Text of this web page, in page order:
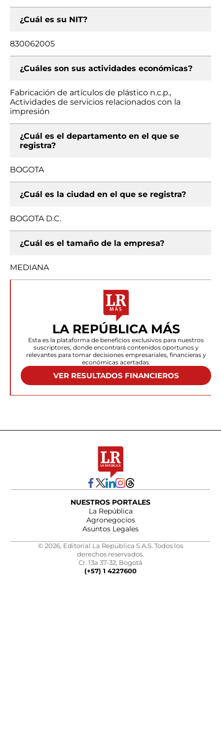
¿Cuál es su NIT?
830062005
¿Cuáles son sus actividades económicas?
Fabricación de artículos de plástico n.c.p.,
Actividades de servicios relacionados con la
impresión
¿Cuál es el departamento en el que se
registra?
BOGOTA
¿Cuál es la ciudad en el que se registra?
BOGOTA D.C.
¿Cuál es el tamaño de la empresa?
MEDIANA
LA REPÚBLICA MÁS
Esta es la plataforma de beneficios exclusivos para nuestros
suscriptores, donde encontrará contenidos oportunos y
relevantes para tomar decisiones empresariales, financieras y
económicas acertadas.
VER RESULTADOS FINANCIEROS
NUESTROS PORTALES
La República
Agronegocios
Asuntos Legales
© 2026, Editorial La República S.A.S. Todos los
derechos reservados.
Cr. 13a 37-32, Bogotá
(+57) 1 4227600